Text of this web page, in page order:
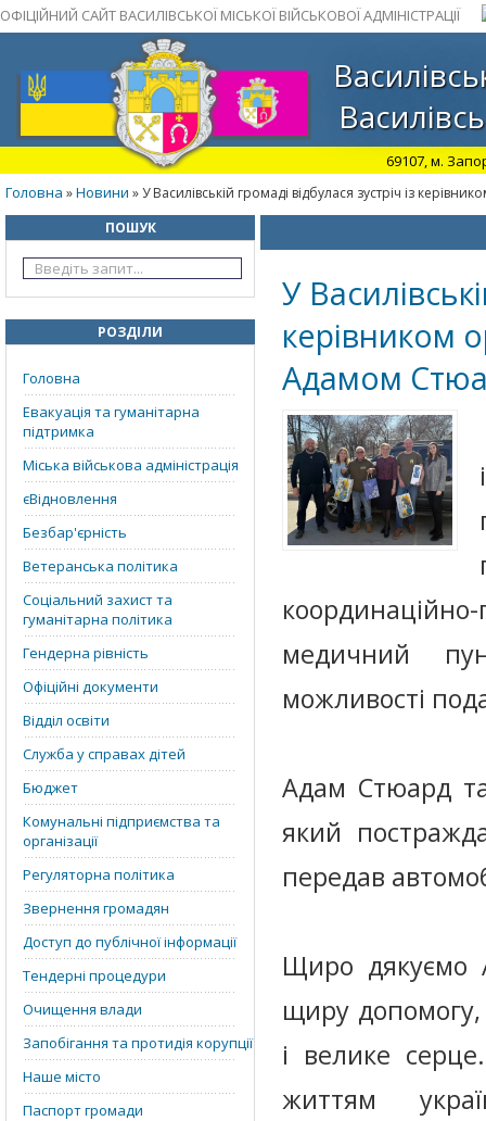
ОФІЦІЙНИЙ САЙТ ВАСИЛІВСЬКОЇ МІСЬКОЇ ВІЙСЬКОВОЇ АДМІНІСТРАЦІЇ
69107, м.
Головна »Новини » У Василівській громаді відбулася зустріч із
ПОШУК
РОЗДІЛИ
Головна
Евакуація та гуманітарна
підтримка
Міська військова адміністрація
єВідновлення
Безбар'єрність
Ветеранська політика
Соціальний захист та
гуманітарна політика
Гендерна рівність
Офіційні документи
Відділ освіти
Служба у справах дітей
Бюджет
Комунальні підприємства та
організації
Регуляторна політика
Звернення громадян
Доступ до публічної інформації
Тендерні процедури
Очищення влади
Запобігання та протидія корупції
Наше місто
Паспорт громади
У
керівником
Адамом
медичний
можливості
Адам Стюард
який
передав
Щиро дякуємо
щиру допомогу,
і велике
життям